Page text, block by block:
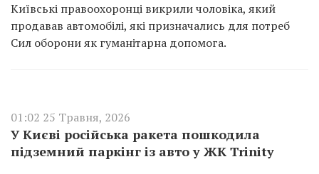
Київські правоохоронці викрили чоловіка, який
продавав автомобілі, які призначались для потреб
Сил оборони як гуманітарна допомога.
01:02 25 Травня, 2026
У Києві російська ракета пошкодила
підземний паркінг із авто у ЖК Trinity